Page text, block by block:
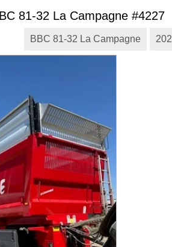
81-32 La Campagne #4227
BBC 81-32 La Campagne